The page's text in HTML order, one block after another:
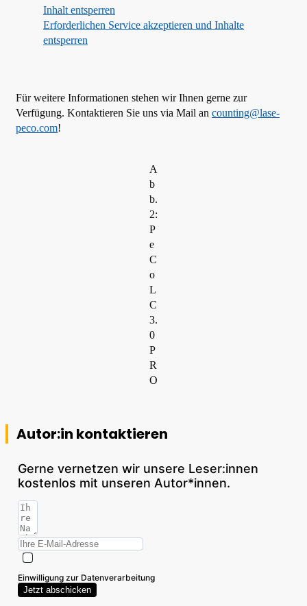
Inhalt entsperren
Erforderlichen Service akzeptieren und Inhalte
entsperren
Für weitere Informationen stehen wir Ihnen gerne zur
Verfügung. Kontaktieren Sie uns via Mail an counting@lase-
peco.com!
A
b
b.
2:
P
e
C
o
L
C
3.
0
P
R
O
Autor:in kontaktieren
Gerne vernetzen wir unsere Leser:innen
kostenlos mit unseren Autor*innen.
Einwilligung zur Datenverarbeitung
Jetzt abschicken